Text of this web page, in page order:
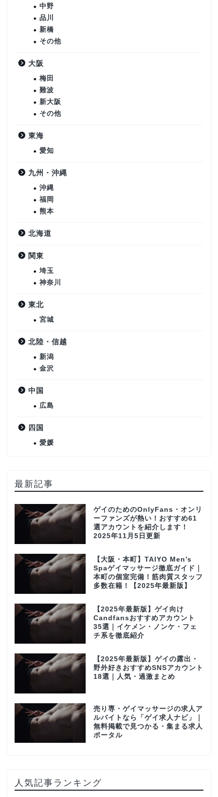
中野
品川
新橋
その他
大阪
梅田
難波
新大阪
その他
東海
愛知
九州・沖縄
沖縄
福岡
熊本
北海道
関東
埼玉
神奈川
東北
宮城
北陸・信越
新潟
金沢
中国
広島
四国
愛媛
最新記事
ゲイのためのOnlyFans・オンリ
ーファンズが熱い！おすすめ61
選アカウントを紹介します！
2025年11月5日更新
【大阪・本町】TAIYO Men’s
Spaゲイマッサージ徹底ガイド｜
本町の個室完備！筋肉質スタッフ
多数在籍！【2025年最新版】
【2025年最新版】ゲイ向け
Candfansおすすめアカウント
35選｜イケメン・ノンケ・フェ
チ系を徹底紹介
【2025年最新版】ゲイの露出・
野外好きおすすめSNSアカウント
18選｜人気・過激まとめ
売り専・ゲイマッサージの求人ア
ルバイトなら「ゲイ求人ナビ」｜
無料掲載で見つかる・集まる求人
ポータル
人気記事ランキング